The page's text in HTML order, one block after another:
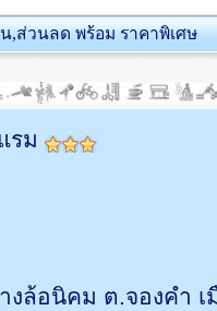
,ส่วนลด พร้อม ราคาพิเศษ
รม
งล้อนิคม ต.จองคำ เ